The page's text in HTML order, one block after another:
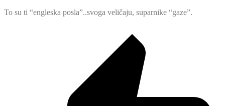
To su ti “engleska posla”..svoga veličaju, suparnike “gaze”.